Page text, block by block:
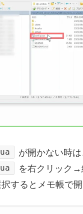
が開かない時は
を右クリック→
するとメモ帳で開